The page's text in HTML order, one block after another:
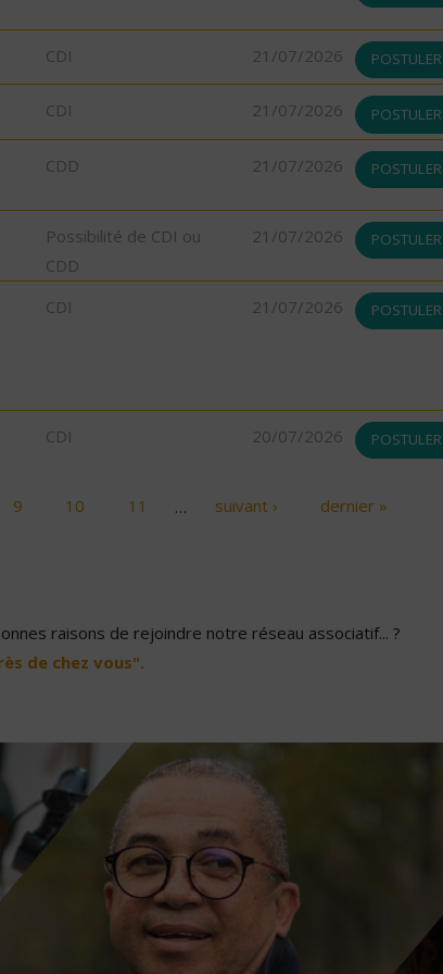
CDI 21/07/2026 POSTULER
CDI 21/07/2026 POSTULER
CDD 21/07/2026 POSTULER
Possibilité de CDI ou
CDD
21/07/2026 POSTULER
CDI 21/07/2026 POSTULER
CDI 20/07/2026 POSTULER
9 10 11 … suivant › dernier »
raisons de rejoindre notre réseau associatif... ?
de chez vous".